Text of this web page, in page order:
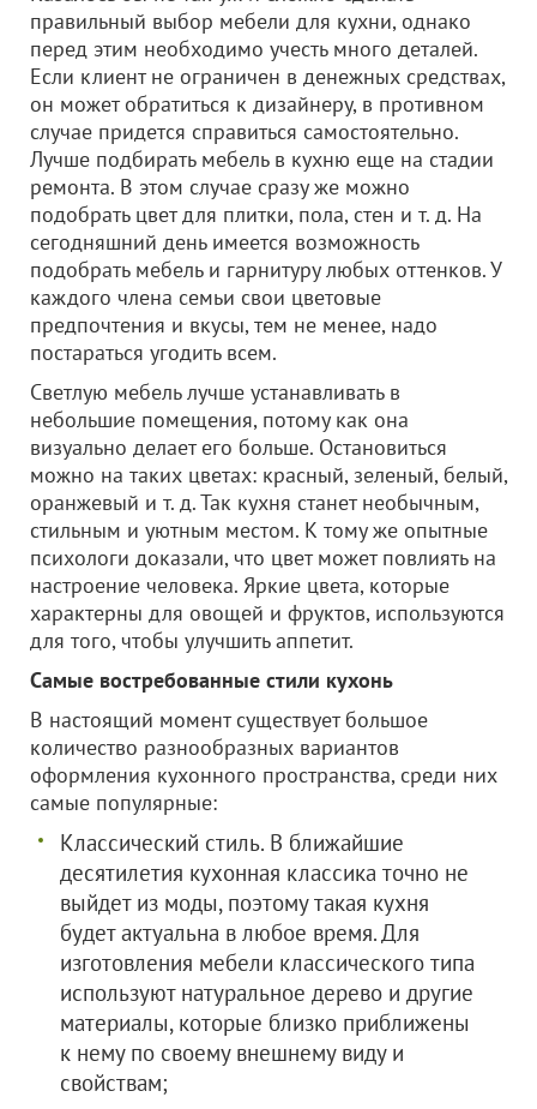
правильный выбор мебели для кухни, однако
перед этим необходимо учесть много деталей.
Если клиент не ограничен в денежных средствах,
он может обратиться к дизайнеру, в противном
случае придется справиться самостоятельно.
Лучше подбирать мебель в кухню еще на стадии
ремонта. В этом случае сразу же можно
подобрать цвет для плитки, пола, стен и т. д. На
сегодняшний день имеется возможность
подобрать мебель и гарнитуру любых оттенков. У
каждого члена семьи свои цветовые
предпочтения и вкусы, тем не менее, надо
постараться угодить всем.
Светлую мебель лучше устанавливать в
небольшие помещения, потому как она
визуально делает его больше. Остановиться
можно на таких цветах: красный, зеленый, белый,
оранжевый и т. д. Так кухня станет необычным,
стильным и уютным местом. К тому же опытные
психологи доказали, что цвет может повлиять на
настроение человека. Яркие цвета, которые
характерны для овощей и фруктов, используются
для того, чтобы улучшить аппетит.
Самые востребованные стили кухонь
В настоящий момент существует большое
количество разнообразных вариантов
оформления кухонного пространства, среди них
самые популярные:
Классический стиль. В ближайшие
десятилетия кухонная классика точно не
выйдет из моды, поэтому такая кухня
будет актуальна в любое время. Для
изготовления мебели классического типа
используют натуральное дерево и другие
материалы, которые близко приближены
к нему по своему внешнему виду и
свойствам;